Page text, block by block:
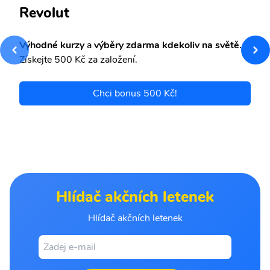
Revolut
Výhodné kurzyavýběry zdarma kdekoliv na světě.
Získejte 500 Kč za založení.
Chci bonus 500 Kč!
Hlídač akčních letenek
Hlídač akčních letenek